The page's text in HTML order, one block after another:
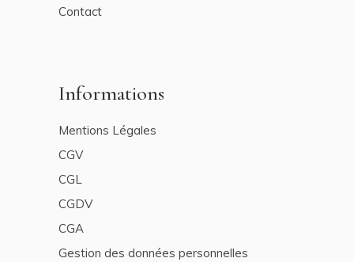
Contact
Informations
Mentions Légales
CGV
CGL
CGDV
CGA
Gestion des données personnelles